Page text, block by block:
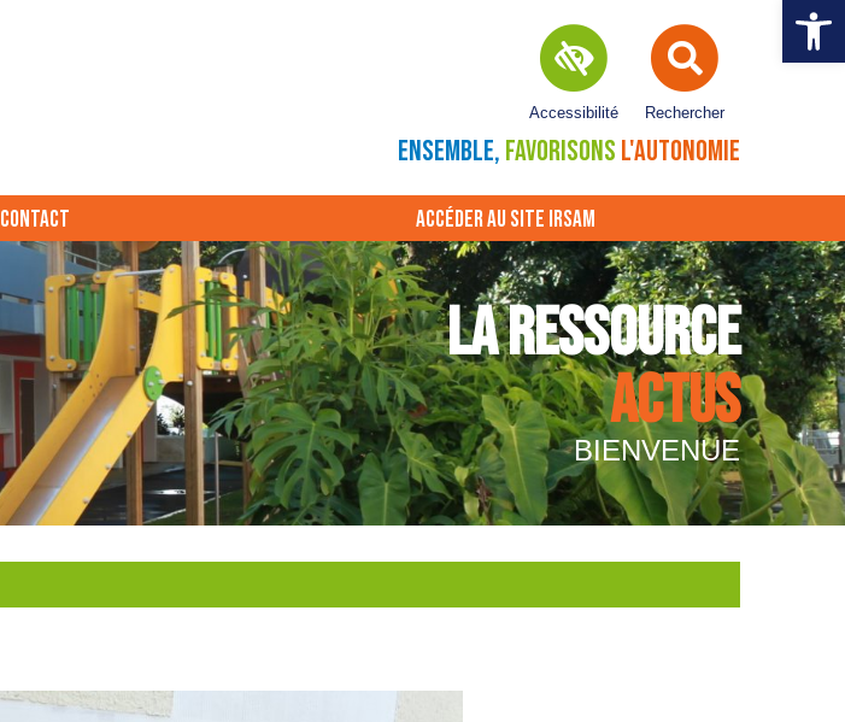
Ouvrir
Rechercher
Accessibilité
ENSEMBLE, FAVORISONS L'AUTONOMIE
CONTACT ACCÉDER AU SITE IRSAM
LA RESSOURCE
ACTUS
BIENVENUE